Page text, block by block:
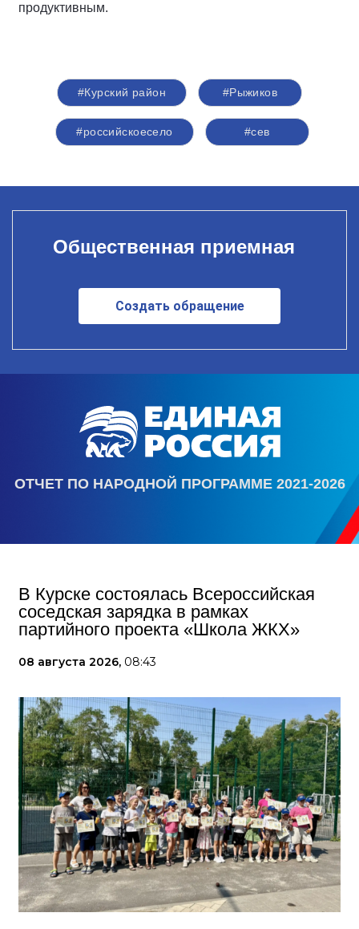
продуктивным.
#Курский район #Рыжиков
#российскоесело #сев
Общественная приемная
Создать обращение
ОТЧЕТ ПО НАРОДНОЙ ПРОГРАММЕ 2021-2026
В Курске состоялась Всероссийская
соседская зарядка в рамках
партийного проекта «Школа ЖКХ»
08 августа 2026, 08:43